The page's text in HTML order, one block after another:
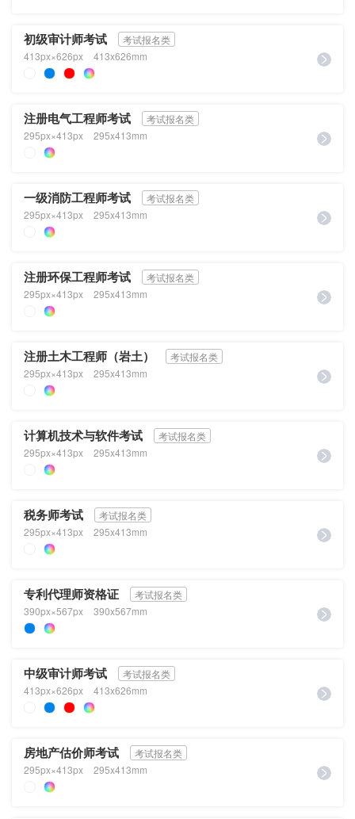
初级审计师考试
考试报名类
413px×626px
413x626mm
注册电气工程师考试
考试报名类
295px×413px
295x413mm
一级消防工程师考试
考试报名类
295px×413px
295x413mm
注册环保工程师考试
考试报名类
295px×413px
295x413mm
注册土木工程师（岩土）
考试报名类
295px×413px
295x413mm
计算机技术与软件考试
考试报名类
295px×413px
295x413mm
税务师考试
考试报名类
295px×413px
295x413mm
专利代理师资格证
考试报名类
390px×567px
390x567mm
中级审计师考试
考试报名类
413px×626px
413x626mm
房地产估价师考试
考试报名类
295px×413px
295x413mm